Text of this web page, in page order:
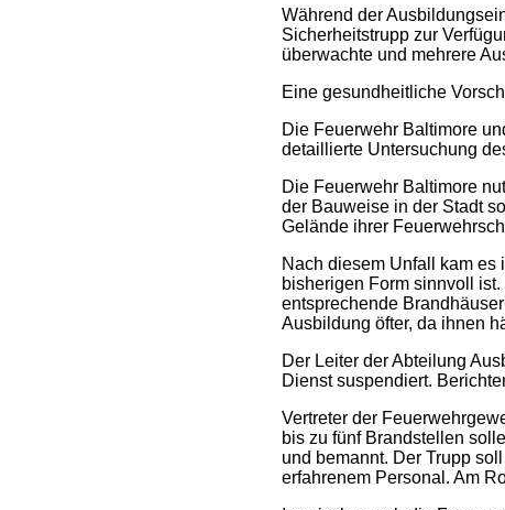
Während der
Sicherheitstrupp zur
überwachte und mehrere
Eine gesundheitliche
Die Feuerwehr Baltimore
detaillierte Untersuchung
Die Feuerwehr Baltimore
der Bauweise in der Stadt
Gelände ihrer
Nach diesem Unfall kam
bisherigen Form sinnvoll
entsprechende
Ausbildung öfter, da ihnen
Der Leiter der Abteilung
Dienst suspendiert.
Vertreter der
bis zu fünf Brandstellen
und bemannt. Der Trupp
erfahrenem Personal. Am